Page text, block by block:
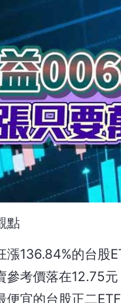
點
漲136.84%的台股
參考價落在12.75
便宜的台股正二